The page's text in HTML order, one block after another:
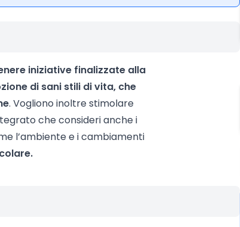
iniziative finalizzate alla
di sani stili di vita, che
. Vogliono inoltre stimolare
che consideri anche i
l’ambiente e i cambiamenti